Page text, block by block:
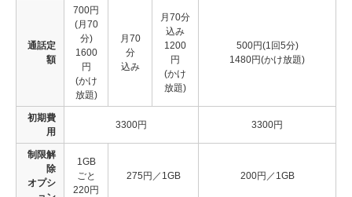
通話定
額
700円
(月70
分)
1600
円
(かけ
放題)
月70
分
込み
月70分
込み
1200
円
(かけ
放題)
500円(1回5分)
1480円(かけ放題)
初期費
用
3300円 3300円
制限解
除
オプシ
1GB
ごと
220円
275円／1GB 200円／1GB